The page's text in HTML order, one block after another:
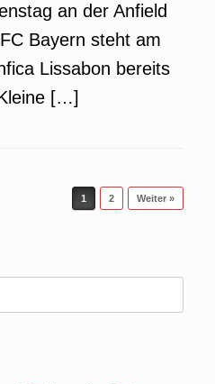
an der Anfield
Bayern steht am
Lissabon bereits
[…]
1 2 Weiter »